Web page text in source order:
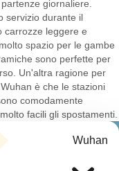
giornaliere.
servizio durante il
carrozze leggere e
spazio per le gambe
sono perfette per
Un'altra ragione per
è che le stazioni
comodamente
facili gli spostamenti.
Wuhan